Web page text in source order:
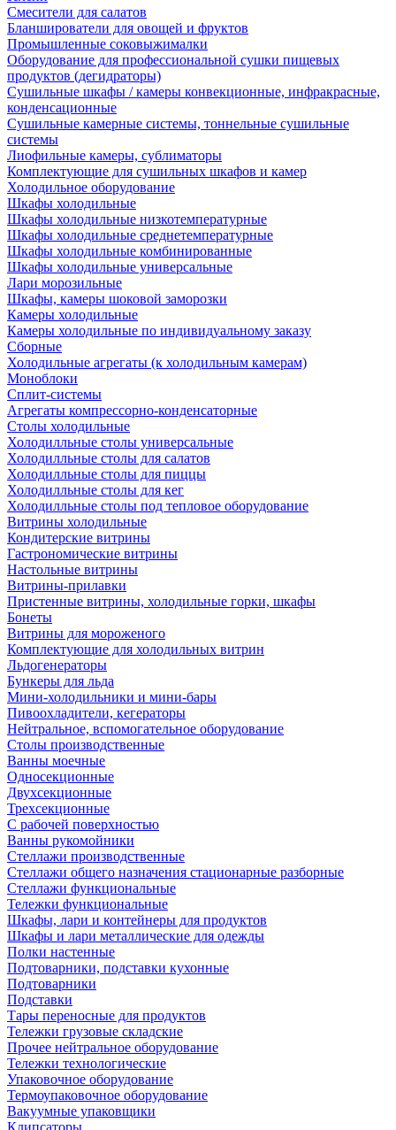
Смесители для салатов
Бланширователи для овощей и фруктов
Промышленные соковыжималки
Оборудование для профессиональной сушки пищевых
продуктов (дегидраторы)
Сушильные шкафы / камеры конвекционные, инфракрасные,
конденсационные
Сушильные камерные системы, тоннельные сушильные
системы
Лиофильные камеры, сублиматоры
Комплектующие для сушильных шкафов и камер
Холодильное оборудование
Шкафы холодильные
Шкафы холодильные низкотемпературные
Шкафы холодильные среднетемпературные
Шкафы холодильные комбинированные
Шкафы холодильные универсальные
Лари морозильные
Шкафы, камеры шоковой заморозки
Камеры холодильные
Камеры холодильные по индивидуальному заказу
Сборные
Холодильные агрегаты (к холодильным камерам)
Моноблоки
Сплит-системы
Агрегаты компрессорно-конденсаторные
Столы холодильные
Холодилльные столы универсальные
Холодилльные столы для салатов
Холодилльные столы для пиццы
Холодилльные столы для кег
Холодилльные столы под тепловое оборудование
Витрины холодильные
Кондитерские витрины
Гастрономические витрины
Настольные витрины
Витрины-прилавки
Пристенные витрины, холодильные горки, шкафы
Бонеты
Витрины для мороженого
Комплектующие для холодильных витрин
Льдогенераторы
Бункеры для льда
Мини-холодильники и мини-бары
Пивоохладители, кегераторы
Нейтральное, вспомогательное оборудование
Столы производственные
Ванны моечные
Односекционные
Двухсекционные
Трехсекционные
С рабочей поверхностью
Ванны рукомойники
Стеллажи производственные
Стеллажи общего назначения стационарные разборные
Стеллажи функциональные
Тележки функциональные
Шкафы, лари и контейнеры для продуктов
Шкафы и лари металлические для одежды
Полки настенные
Подтоварники, подставки кухонные
Подтоварники
Подставки
Тары переносные для продуктов
Тележки грузовые складские
Прочее нейтральное оборудование
Тележки технологические
Упаковочное оборудование
Термоупаковочное оборудование
Вакуумные упаковщики
Клипсаторы